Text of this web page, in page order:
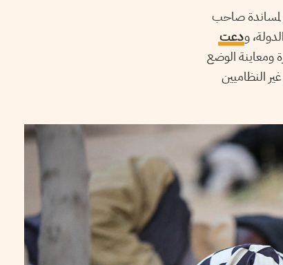
لمساندة صاحب
ودعت
ومعاينة الوضع
النظاميين